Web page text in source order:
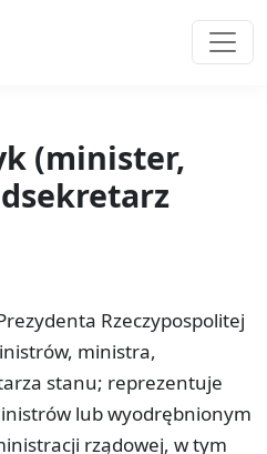
(minister,
Rzeczypospolitej
ministra,
stanu; reprezentuje
lub wyodrębnionym
rządowej, w tym